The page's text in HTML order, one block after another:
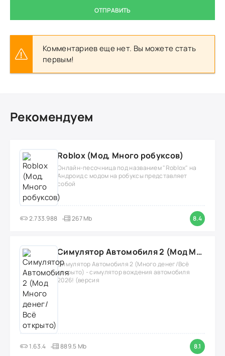
ОТПРАВИТЬ
Комментариев еще нет. Вы можете стать
первым!
Рекомендуем
Roblox (Мод, Много робуксов)
Онлайн-песочница под названием "Roblox" на
Андроид с модом на робуксы представляет
собой
2.733.988 267 Mb 8.4
Симулятор Автомобиля 2 (Мод Много денег/Всё открыто)
Симулятор Автомобиля 2 (Много денег/Всё
открыто) - симулятор вождения автомобиля
2026! (версия
1.63.4 889.5 Mb 8.1